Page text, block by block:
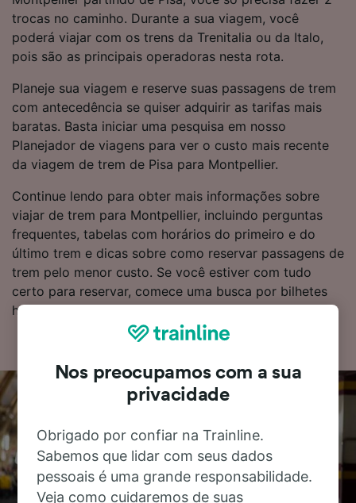
trocas no caminho. Durante a sua viagem, você
poderá viajar com os trens da Trenitalia ou da Italo,
pois são as principais operadoras nesta rota.
Planeje sua viagem e reserve suas passagens de trem
com antecedência se quiser adquirir as tarifas mais
baratas. Basta iniciar uma pesquisa em nosso
Planejador de viagens para ver o custo mais recente
da viagem de trem de Pisa para Montpellier.
Continue lendo para obter mais informações sobre
viajar de trem para Montpellier, incluindo perguntas
frequentes, tabelas com horários do primeiro e do
último trem e dicas sobre como reservar passagens de
trem pelo menor custo. Se você estiver com tudo
certo para reservar, comece uma busca por bilhetes
hoje mesmo.
Nos preocupamos com a sua
privacidade
Obrigado por confiar na Trainline.
Sabemos que lidar com seus dados
pessoais é uma grande responsabilidade.
Veja como cuidaremos de suas